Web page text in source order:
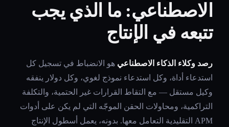
الاصطناعي: ما الذي يجب
تتبعه في الإنتاج
رصد وكلاء الذكاء الاصطناعي هو الانضباط في تسجيل كل
استدعاء أداة، وكل استدعاء نموذج لغوي، وكل دولار ينفقه
وكيل مستقل — مع التقاط القرارات غير الحتمية، والتكلفة
التراكمية، ومحاولات الحقن الموجّه التي لم يكن على أدوات
APM التقليدية التعامل معها. بدونه، يعمل أسطول الإنتاج